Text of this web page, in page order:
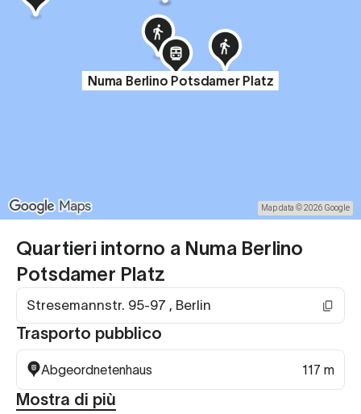
Quartieri intorno a Numa Berlino
Potsdamer Platz
Stresemannstr. 95-97 , Berlin
Trasporto pubblico
Abgeordnetenhaus 117 m
Mostra di più
Numa Berlino Potsdamer Platz
Map data © 2026 Google